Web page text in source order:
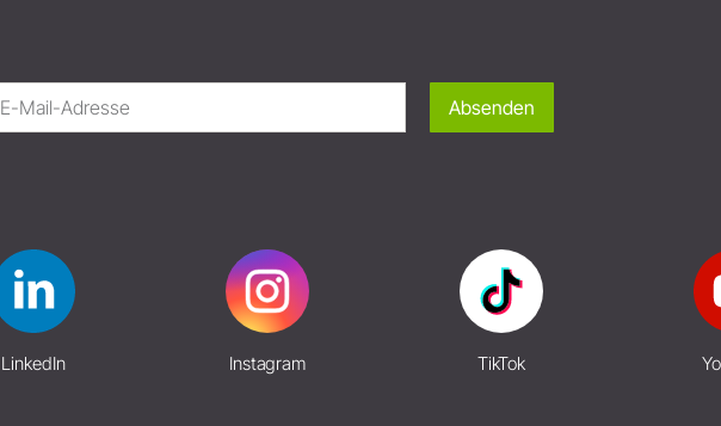
Absenden
LinkedIn Instagram TikTok